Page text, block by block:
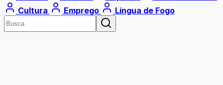
Cultura
Emprego Língua de Fogo